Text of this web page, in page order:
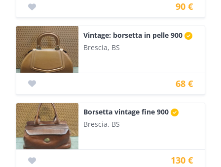
90 €
Vintage: borsetta in pelle 900
Brescia, BS
68 €
Borsetta vintage fine 900
Brescia, BS
130 €